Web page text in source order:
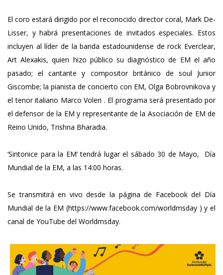
El coro estará dirigido por el reconocido director coral, Mark De-
Lisser, y habrá presentaciones de invitados especiales. Estos
incluyen al líder de la banda estadounidense de rock Everclear,
Art Alexakis, quien hizo público su diagnóstico de EM el año
pasado; el cantante y compositor británico de soul Junior
Giscombe; la pianista de concierto con EM, Olga Bobrovnikova y
el tenor italiano Marco Voleri . El programa será presentado por
el defensor de la EM y representante de la Asociación de EM de
Reino Unido, Trishna Bharadia.
‘Sintonice para la EM’ tendrá lugar el sábado 30 de Mayo, Día
Mundial de la EM, a las 14:00 horas.
Se transmitirá en vivo desde la página de Facebook del Día
Mundial de la EM (https://www.facebook.com/worldmsday ) y el
canal de YouTube del Worldmsday.